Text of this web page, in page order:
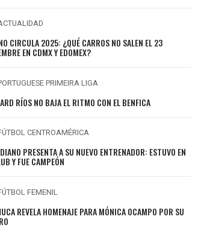
CIRCULA 2025: ¿QUÉ CARROS NO SALEN EL 23
EN CDMX Y EDOMEX?
PRIMEIRA LIGA
RÍOS NO BAJA EL RITMO CON EL BENFICA
CENTROAMÉRICA
PRESENTA A SU NUEVO ENTRENADOR: ESTUVO EN
Y FUE CAMPEÓN
FEMENIL
REVELA HOMENAJE PARA MÓNICA OCAMPO POR SU